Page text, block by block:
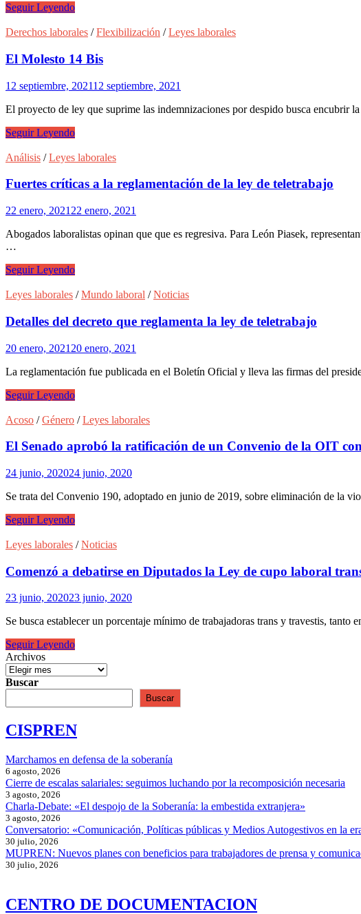
Comer
Descomer
Seguir Leyendo
Derechos laborales /Flexibilización /Leyes laborales
El Molesto 14 Bis
12 septiembre, 202112 septiembre, 2021
El proyecto de ley que suprime las indemnizaciones por despido busca encubrir
El
14
Seguir Leyendo
Análisis /Leyes laborales
Fuertes críticas a la reglamentación de la ley de teletrabajo
22 enero, 2021 22 enero, 2021
Abogados laboralistas opinan que que es regresiva. Para León Piasek,
…
Fuertes
a
reglamentación
de
la
ley
de
teletrabajo
Seguir Leyendo
Leyes laborales /Mundo laboral /Noticias
Detalles del decreto que reglamenta la ley de teletrabajo
20 enero, 2021 20 enero, 2021
La reglamentación fue publicada en el Boletín Oficial y lleva las firmas del
Detalles
decreto
reglamenta
ley
de
teletrabajo
Seguir Leyendo
Acoso /Género /Leyes laborales
El Senado aprobó la ratificación de un Convenio de la OIT
24 junio, 202024 junio, 2020
Se trata del Convenio 190, adoptado en junio de 2019, sobre eliminación de la
El
aprobó
ratificación
de
un
Convenio
de
OIT
contra
el
acoso
laboral
Seguir Leyendo
Leyes laborales /Noticias
Comenzó a debatirse en Diputados la Ley de cupo laboral
23 junio, 202023 junio, 2020
Se busca establecer un porcentaje mínimo de trabajadoras trans y travestis,
Comenzó
a
debatirse
en
Diputados
la
de
laboral
trans
Seguir Leyendo
Archivos
Buscar
Buscar
CISPREN
Marchamos en defensa de la soberanía
6 agosto, 2026
Cierre de escalas salariales: seguimos luchando por la recomposición necesaria
3 agosto, 2026
Charla-Debate: «El despojo de la Soberanía: la embestida extranjera»
3 agosto, 2026
Conversatorio: «Comunicación, Políticas públicas y Medios Autogestivos en la
30 julio, 2026
MUPREN: Nuevos planes con beneficios para trabajadores de prensa y
30 julio, 2026
CENTRO DE DOCUMENTACION